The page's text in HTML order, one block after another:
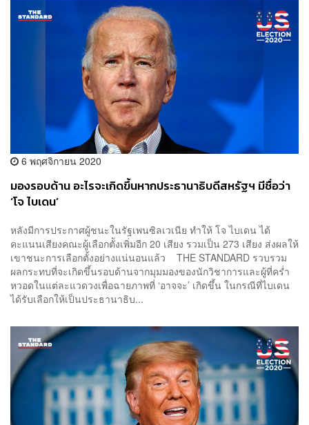
6 พฤศจิกายน 2020
มองรอบด้าน อะไรจะเกิดขึ้นหากประธานาธิบดีสหรัฐฯ มีชื่อว่า
‘โจ ไบเดน’
หลังมีการประกาศผู้ชนะในรัฐเพนซิลเวเนีย ทำให้ โจ ไบเดน ได้
คะแนนเสียงคณะผู้เลือกตัังเพิ่มอีก 20 เสียง รวมเป็น 273 เสียง ส่งผลให้
เขาชนะการเลือกตั้งอย่างแน่นอนแล้ว THE STANDARD รวบรวม
ผลกระทบที่จะเกิดขึ้นรอบด้านจากมุมมองของนักวิชาการและผู้ที่คร่ำ
หวอดในแต่ละแวดวงเพื่อฉายภาพที่ ‘อาจจะ’ เกิดขึ้น ในกรณีที่ไบเดน
ได้รับเลือกให้เป็นประธานาธิบ...